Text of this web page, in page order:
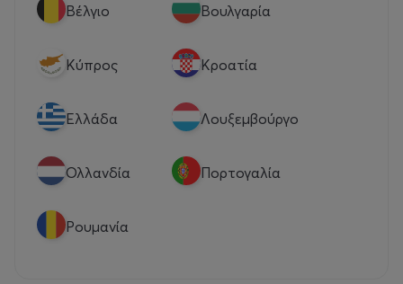
Βέλγιο Βουλγαρία
Κύπρος Κροατία
Eλλάδα Λουξεμβούργο
Ολλανδία Πορτογαλία
Ρουμανία